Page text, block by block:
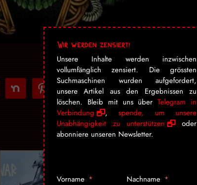
nextdoor pinterestinstagram
cc-
stripe
rss mail
Wir werden zensiert!
Unsere Inhalte werden inzwischen
vollumfänglich zensiert. Die grössten
Suchmaschinen wurden aufgefordert,
unsere Artikel aus den Ergebnissen zu
löschen. Bleib mit uns überTelegram in
Verbindung
, spende, um unsere
Unabhängigkeit zu unterstützen
oder
abonniere unseren Newsletter.
Vorname Nachname